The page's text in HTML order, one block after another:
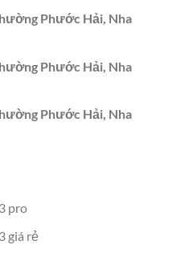
Phước Hải, Nha
Phước Hải, Nha
Phước Hải, Nha
pro
giá rẻ